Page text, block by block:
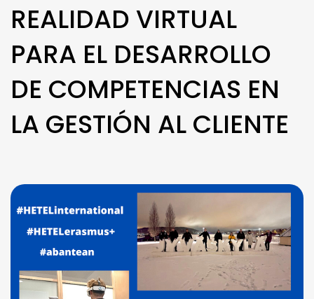
REALIDAD VIRTUAL
PARA EL DESARROLLO
DE COMPETENCIAS EN
LA GESTIÓN AL CLIENTE